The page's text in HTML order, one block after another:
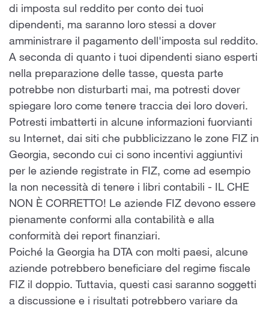
di imposta sul reddito per conto dei tuoi
dipendenti, ma saranno loro stessi a dover
amministrare il pagamento dell'imposta sul reddito.
A seconda di quanto i tuoi dipendenti siano esperti
nella preparazione delle tasse, questa parte
potrebbe non disturbarti mai, ma potresti dover
spiegare loro come tenere traccia dei loro doveri.
Potresti imbatterti in alcune informazioni fuorvianti
su Internet, dai siti che pubblicizzano le zone FIZ in
Georgia, secondo cui ci sono incentivi aggiuntivi
per le aziende registrate in FIZ, come ad esempio
la non necessità di tenere i libri contabili - IL CHE
NON È CORRETTO! Le aziende FIZ devono essere
pienamente conformi alla contabilità e alla
conformità dei report finanziari.
Poiché la Georgia ha DTA con molti paesi, alcune
aziende potrebbero beneficiare del regime fiscale
FIZ il doppio. Tuttavia, questi casi saranno soggetti
a discussione e i risultati potrebbero variare da